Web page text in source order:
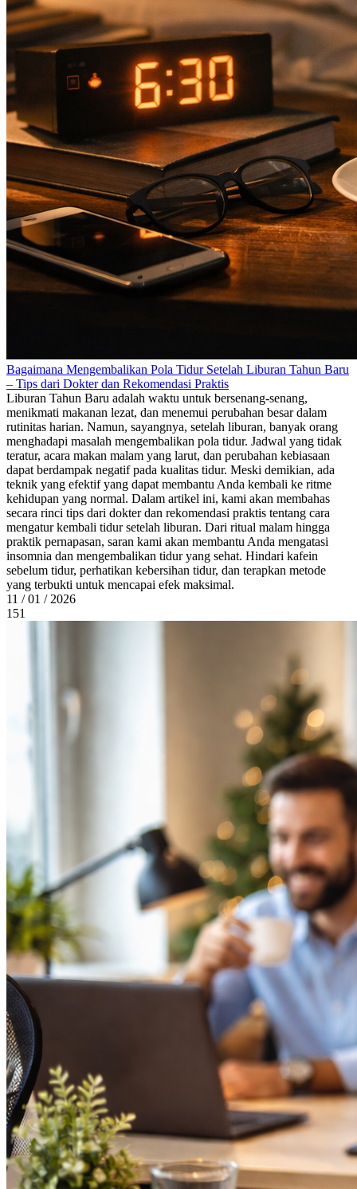
Bagaimana Mengembalikan Pola Tidur Setelah Liburan Tahun Baru
– Tips dari Dokter dan Rekomendasi Praktis
Liburan Tahun Baru adalah waktu untuk bersenang-senang,
menikmati makanan lezat, dan menemui perubahan besar dalam
rutinitas harian. Namun, sayangnya, setelah liburan, banyak orang
menghadapi masalah mengembalikan pola tidur. Jadwal yang tidak
teratur, acara makan malam yang larut, dan perubahan kebiasaan
dapat berdampak negatif pada kualitas tidur. Meski demikian, ada
teknik yang efektif yang dapat membantu Anda kembali ke ritme
kehidupan yang normal. Dalam artikel ini, kami akan membahas
secara rinci tips dari dokter dan rekomendasi praktis tentang cara
mengatur kembali tidur setelah liburan. Dari ritual malam hingga
praktik pernapasan, saran kami akan membantu Anda mengatasi
insomnia dan mengembalikan tidur yang sehat. Hindari kafein
sebelum tidur, perhatikan kebersihan tidur, dan terapkan metode
yang terbukti untuk mencapai efek maksimal.
11 / 01 / 2026
151